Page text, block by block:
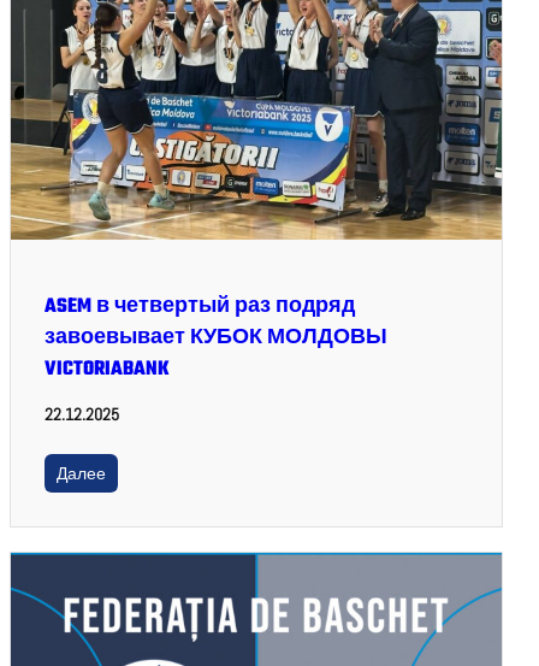
ASEM в четвертый раз подряд
завоевывает КУБОК МОЛДОВЫ
VICTORIABANK
22.12.2025
Далее